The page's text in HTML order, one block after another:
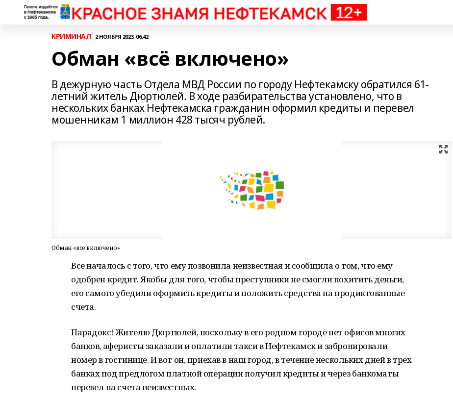
КРИМИНАЛ 2 НОЯБРЯ 2023, 06:42
Обман «всё включено»
В дежурную часть Отдела МВД России по городу Нефтекамску обратился 61-
летний житель Дюртюлей. В ходе разбирательства установлено, что в
нескольких банках Нефтекамска гражданин оформил кредиты и перевел
мошенникам 1 миллион 428 тысяч рублей.
Обман «всё включено»
Все началось с того, что ему позвонила неизвестная и сообщила о том, что ему
одобрен кредит. Якобы для того, чтобы преступники не смогли похитить деньги,
его самого убедили оформить кредиты и положить средства на продиктованные
счета.
Парадокс! Жителю Дюртюлей, поскольку в его родном городе нет офисов многих
банков, аферисты заказали и оплатили такси в Нефтекамск и забронировали
номер в гостинице. И вот он, приехав в наш город, в течение нескольких дней в трех
банках под предлогом платной операции получил кредиты и через банкоматы
перевел на счета неизвестных.